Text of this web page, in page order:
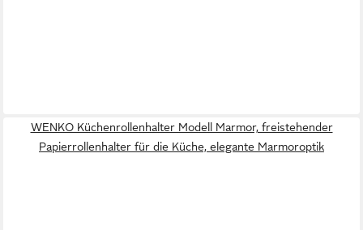
WENKO Küchenrollenhalter Modell Marmor, freistehender
Papierrollenhalter für die Küche, elegante Marmoroptik